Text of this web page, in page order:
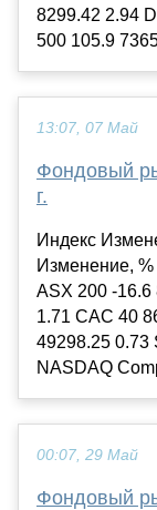
8299.42 2.94
500 105.9
13:07, 07 Май
Фондовый
г.
Индекс
Изменение,
ASX 200 -16.6
1.71 CAC 40
49298.25 0.73
NASDAQ
00:07, 29 Май
Фондовый